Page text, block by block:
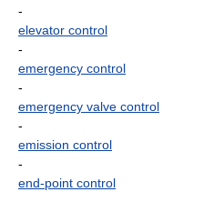
-
elevator control
-
emergency control
-
emergency valve control
-
emission control
-
end-point control